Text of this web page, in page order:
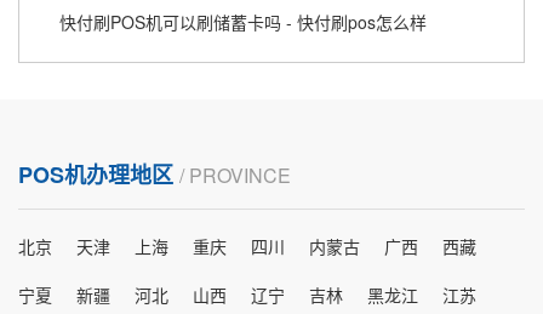
快付刷POS机可以刷储蓄卡吗 - 快付刷pos怎么样
POS机办理地区 / PROVINCE
北京 天津 上海 重庆 四川 内蒙古 广西
西藏
宁夏
新疆 河北 山西 辽宁 吉林 黑龙江 江苏